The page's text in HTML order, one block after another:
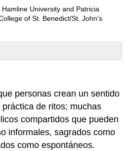
University and Patricia
of St. Benedict/St. John's
personas crean un sentido
de ritos; muchas
compartidos que pueden
informales, sagrados como
como espontáneos.